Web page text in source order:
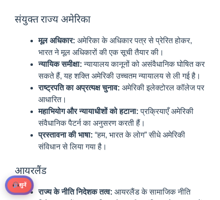
सुनें
संयुक्त राज्य अमेरिका
मूल अधिकार: अमेरिका के अधिकार पत्र से प्रेरित होकर,
भारत ने मूल अधिकारों की एक सूची तैयार की।
न्यायिक समीक्षा: न्यायालय कानूनों को असंवैधानिक घोषित कर
सकते हैं, यह शक्ति अमेरिकी उच्चतम न्यायालय से ली गई है।
राष्ट्रपति का अप्रत्यक्ष चुनाव: अमेरिकी इलेक्टोरल कॉलेज पर
आधारित।
महाभियोग और न्यायाधीशों को हटाना: प्रक्रियाएँ अमेरिकी
संवैधानिक पैटर्न का अनुसरण करती हैं।
प्रस्तावना की भाषा: “हम, भारत के लोग” सीधे अमेरिकी
संविधान से लिया गया है।
आयरलैंड
राज्य के नीति निदेशक तत्व: आयरलैंड के सामाजिक नीति